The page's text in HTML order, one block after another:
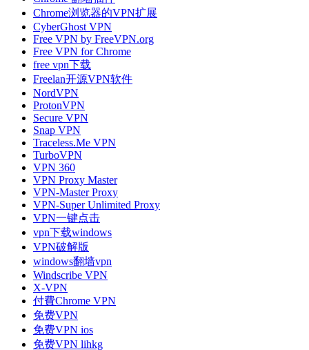
Chrome浏览器的VPN扩展
Cyber​​Ghost VPN
Free VPN by FreeVPN.org
Free VPN for Chrome
free vpn下载
Freelan开源VPN软件
NordVPN
ProtonVPN
Secure VPN
Snap VPN
Traceless.Me VPN
TurboVPN
VPN 360
VPN Proxy Master
VPN-Master Proxy
VPN-Super Unlimited Proxy
VPN一键点击
vpn下载windows
VPN破解版
windows翻墙vpn
Windscribe VPN
X-VPN
付費Chrome VPN
免费VPN
免费VPN ios
免费VPN lihkg